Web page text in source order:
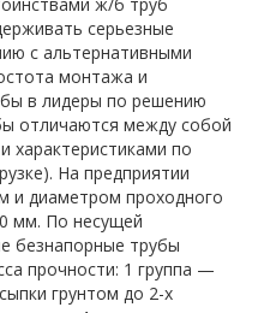
серьезные
с альтернативными
монтажа и
в лидеры по решению
отличаются между собой
характеристиками по
На предприятии
и диаметром проходного
мм. По несущей
безнапорные трубы
прочности: 1 группа —
грунтом до 2-х